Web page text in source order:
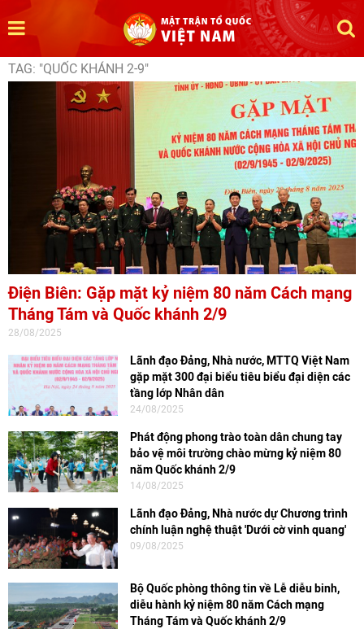
TAG: "QUỐC KHÁNH 2-9"
Điện Biên: Gặp mặt kỷ niệm 80 năm Cách mạng
Tháng Tám và Quốc khánh 2/9
28/08/2025
Lãnh đạo Đảng, Nhà nước, MTTQ Việt Nam
gặp mặt 300 đại biểu tiêu biểu đại diện các
tầng lớp Nhân dân
24/08/2025
Phát động phong trào toàn dân chung tay
bảo vệ môi trường chào mừng kỷ niệm 80
năm Quốc khánh 2/9
14/08/2025
Lãnh đạo Đảng, Nhà nước dự Chương trình
chính luận nghệ thuật 'Dưới cờ vinh quang'
09/08/2025
Bộ Quốc phòng thông tin về Lễ diễu binh,
diễu hành kỷ niệm 80 năm Cách mạng
Tháng Tám và Quốc khánh 2/9